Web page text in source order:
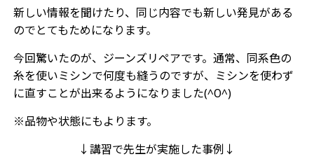
新しい情報を聞けたり、同じ内容でも新しい発見がある
のでとてもためになります。
今回驚いたのが、ジーンズリペアです。通常、同系色の
糸を使いミシンで何度も縫うのですが、ミシンを使わず
に直すことが出来るようになりました(^O^)
※品物や状態にもよります。
↓講習で先生が実施した事例↓